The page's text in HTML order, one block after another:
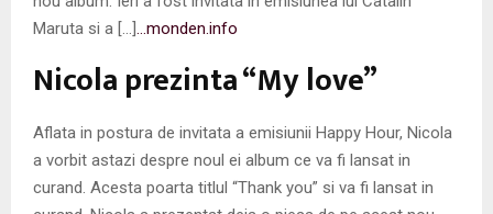
Maruta si a […]
…monden.info
Nicola prezinta “My love”
Aflata in postura de invitata a emisiunii Happy Hour, Nicola
a vorbit astazi despre noul ei album ce va fi lansat in
curand. Acesta poarta titlul “Thank you” si va fi lansat in